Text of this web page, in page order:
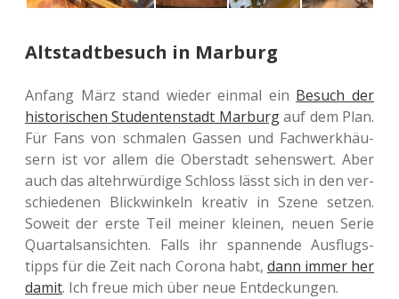
Altstadtbesuch in Marburg
Anfang März stand wieder einmal ein Besuch der
his­to­ri­schen Stu­den­ten­stadt Mar­burgauf dem Plan.
Für Fans von schma­len Gassen und Fach­werk­häu­
sern ist vor allem die Ober­stadt sehens­wert. Aber
auch das alt­ehr­wür­di­ge Schloss lässt sich in den ver­
schie­de­nen Blick­win­keln krea­tiv in Szene setzen.
Soweit der erste Teil meiner klei­nen, neuen Serie
Quar­tals­an­sich­ten. Falls ihr span­nen­de Aus­flugs­
tipps für die Zeit nach Corona habt, dann immer her
damit. Ich freue mich über neue Entdeckungen.